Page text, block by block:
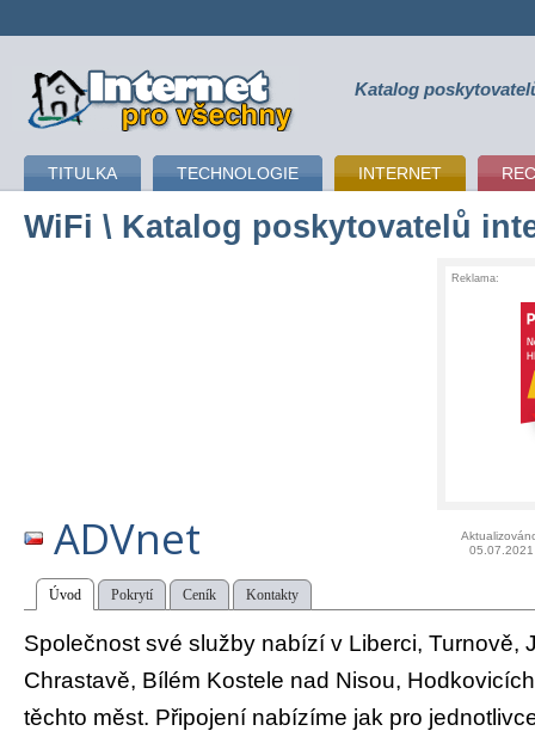
připojení k internetu Katalog
TITULKA TECHNOLOGIE INTERNET
WiFi \ Katalog poskytovatelů
Reklama:
ADVnet
05.07.2021
Úvod Pokrytí Ceník Kontakty
Společnost své služby nabízí v Liberci, Turnově,
Chrastavě, Bílém Kostele nad Nisou,
těchto měst. Připojení nabízíme jak pro